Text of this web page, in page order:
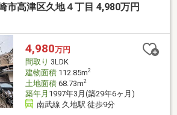
市高津区久地４丁目 4,980万円
4,980万円
間取り 3LDK
建物面積112.85m2
土地面積68.73m2
築年月 1997年3月(築29年6ヶ月)
南武線 久地駅 徒歩9分